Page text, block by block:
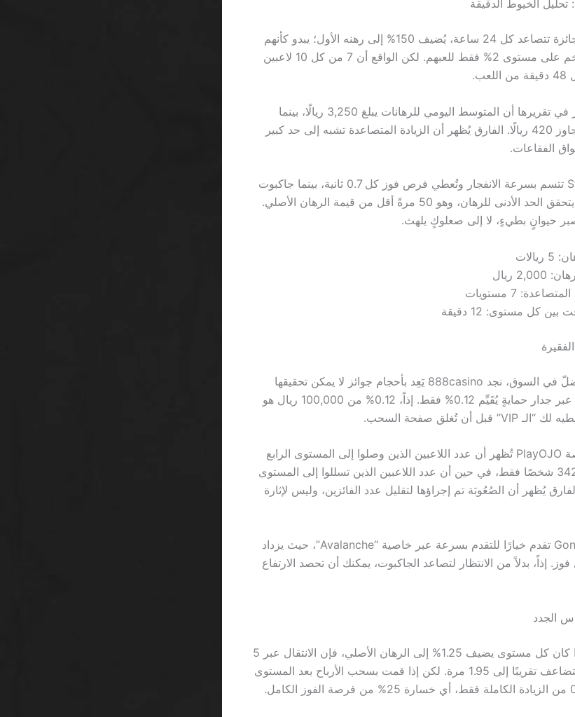
تحليل الخيوط الدقيقة
عندما يُعلن موقع ما عن جائزة تتصاعد كل 24 ساعة، يُضيف 150% إلى رهنه الأول؛ يبدو كأنهم
يُعيدون ضبط مؤشر التضخم على مستوى 2% فقط للعبهم. لكن الواقع أن 7 من كل 10 لاعبين
مثلاً، منصة Betway تُظهر في تقريرها أن المتوسط اليومي للرهانات يبلغ 3,250 ريالًا، بينما
صافي الأرباح للموقع لا يتجاوز 420 ريالًا. الفارق يُظهر أن الزيادة المتصاعدة تشبه إلى حد كبير
الفقاعات.
وبالمقارنة، لعبة Starburst تتسم بسرعة الانفجار وتُعطي فرص فوز كل 0.7 ثانية، بينما جاكبوت
تصاعدي يُؤخر العائد حتى يتحقق الحد الأدنى للرهان، وهو 50 مرةً أقل من قيمة الرهان الأصلي.
حيوانٍ بطيءٍ، لا إلى صعلوكٍ يلهث.
ريال
7 مستويات
كل مستوى: 12 دقيقة
من بين الأسماء التي تُستَضلّ في السوق، نجد 888casino يَعِد بأحجام جوائز لا يمكن تحقيقها
بفعالية، لأن كل ربح يخرج عبر جدار حمايةٍ يُقَيِّم 0.12% فقط. إذاً، 0.12% من 100,000 ريال هو
ولكن هناك مثال آخر: منصة PlayOJO تُظهر أن عدد اللاعبين الذين وصلوا إلى المستوى الرابع
في جاكبوت تصاعدي هو 342 شخصًا فقط، في حين أن عدد اللاعبين الذين تسللوا إلى المستوى
شخصًا. الفارق يُظهر أن الصُعُوبَة تم إجراؤها لتقليل عدد الفائزين، وليس لإثارة
في مقارنتها، Gonzo’s Quest تقدم خيارًا للتقدم بسرعة عبر خاصية “Avalanche”، حيث يزداد
2.5% بعد كل فوز. إذاً، بدلاً من الانتظار لتصاعد الجاكبوت، يمكنك أن تحصد الارتفاع
الجدد
أولاً، احسب كل خطوة: إذا كان كل مستوى يضيف 1.25% إلى الرهان الأصلي، فإن الانتقال عبر 5
مستويات سيجعل رهانك يتضاعف تقريبًا إلى 1.95 مرة. لكن إذا قمت بسحب الأرباح بعد المستوى